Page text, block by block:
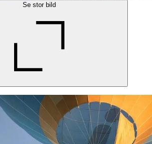
Se stor bild